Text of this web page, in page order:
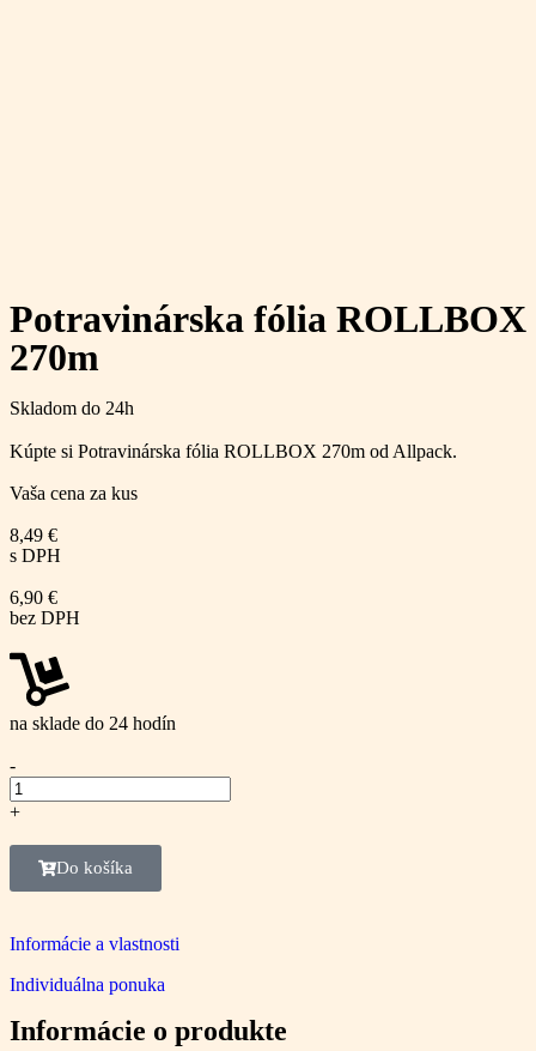
Potravinárska fólia ROLLBOX
270m
Skladom do 24h
Kúpte si Potravinárska fólia ROLLBOX 270m od Allpack.
Vaša cena za kus
8,49 €
s DPH
6,90 €
bez DPH
na sklade do 24 hodín
-
+
Do košíka
Informácie a vlastnosti
Individuálna ponuka
Informácie o produkte